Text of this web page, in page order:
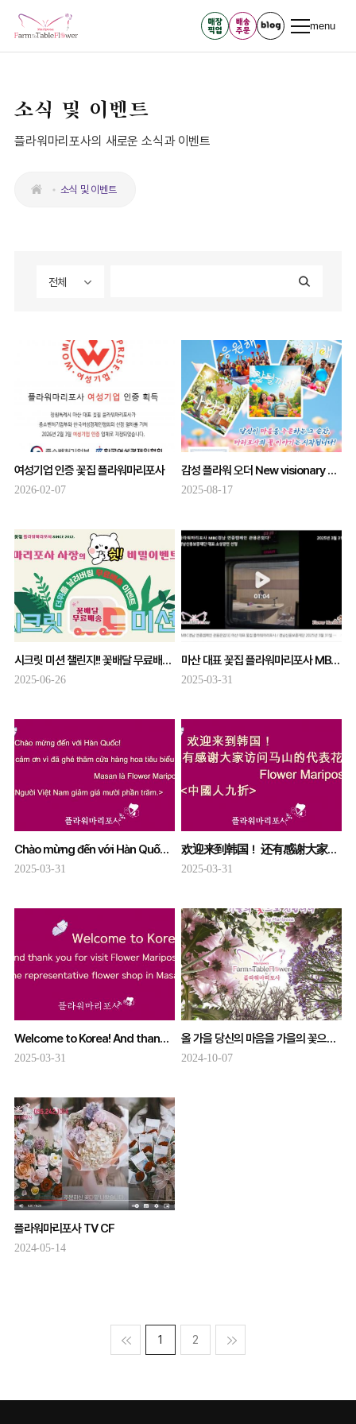
menu
소식 및 이벤트
플라워마리포사의 새로운 소식과 이벤트
소식 및 이벤트
전체
여성기업 인증 꽃집 플라워마리포사
2026-02-07
감성 플라워 오더 New visionary 플라워마리포사
2025-08-17
시크릿 미션 챌린지!! 꽃배달 무료배송 이벤트!!
2025-06-26
마산 대표 꽃집 플라워마리포사 MBC경남 연중캠페인 관용은있다 경남신용보증재단 라디오광고 소상공인 캠페인 주자 선정
2025-03-31
Chào mừng đến với Hàn Quốc! Và cảm ơn bạn đã ghé thăm cửa hàng hoa tiêu biểu của Masan, Flower Mariposa.
2025-03-31
欢迎来到韩国！ 还有感谢大家访问马山的代表花店 Flower Mariposa!
2025-03-31
Welcome to Korea! And thank you for visit Flower Mariposa.
2025-03-31
올 가을 당신의 마음을 가을의 꽃으로 전하세요 by 플라워마리포사 가을 꽃 퍼레이드
2024-10-07
플라워마리포사 TV CF
2024-05-14
맨처음
1 2